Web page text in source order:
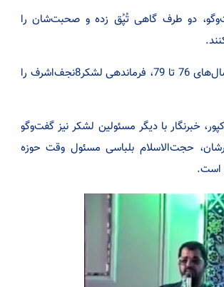
دو طرف گاهی تُپُق زده و صحبت‌شان را
پاکپور در حوالی سال‌های 76 تا 79، فرماندهی لشکر8نجف‌اشرف را
خبرنگار با دیگر مسئولین لشکر نیز گفت‌وگو
حجت‌الاسلام بلباسی مسئول وقت حوزه
است.